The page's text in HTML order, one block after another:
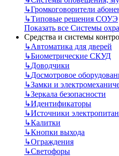
↳Громкоговорители
↳Типовые решения СОУЭ
Показать все Системы
Средства и системы
↳Автоматика для дверей
↳Биометрические СКУД
↳Доводчики
↳Досмотровое
↳Замки и
↳Зеркала безопасности
↳Идентификаторы
↳Источники
↳Калитки
↳Кнопки выхода
↳Ограждения
↳Светофоры